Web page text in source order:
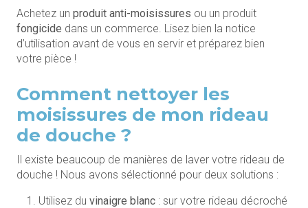
Achetez un produit anti-moisissures ou un produit
fongicide dans un commerce. Lisez bien la notice
d’utilisation avant de vous en servir et préparez bien
votre pièce !
Comment nettoyer les
moisissures de mon rideau
de douche ?
Il existe beaucoup de manières de laver votre rideau de
douche ! Nous avons sélectionné pour deux solutions :
Utilisez du vinaigre blanc : sur votre rideau décroché